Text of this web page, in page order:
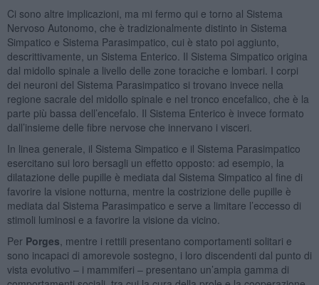
Ci sono altre implicazioni, ma mi fermo qui e torno al Sistema
Nervoso Autonomo, che è tradizionalmente distinto in Sistema
Simpatico e Sistema Parasimpatico, cui è stato poi aggiunto,
descrittivamente, un Sistema Enterico. Il Sistema Simpatico origina
dal midollo spinale a livello delle zone toraciche e lombari. I corpi
dei neuroni del Sistema Parasimpatico si trovano invece nella
regione sacrale del midollo spinale e nel tronco encefalico, che è la
parte più bassa dell’encefalo. Il Sistema Enterico è invece formato
dall’insieme delle fibre nervose che innervano i visceri.
In linea generale, il Sistema Simpatico e il Sistema Parasimpatico
esercitano sui loro bersagli un effetto opposto: ad esempio, la
dilatazione delle pupille è mediata dal Sistema Simpatico al fine di
favorire la visione notturna, mentre la costrizione delle pupille è
mediata dal Sistema Parasimpatico e serve a limitare l’eccesso di
stimoli luminosi e a favorire la visione da vicino.
Per Porges , mentre i rettili presentano comportamenti solitari e
sono incapaci di amorevole sostegno, i loro discendenti dal punto di
vista evolutivo – i mammiferi – presentano un’ampia gamma di